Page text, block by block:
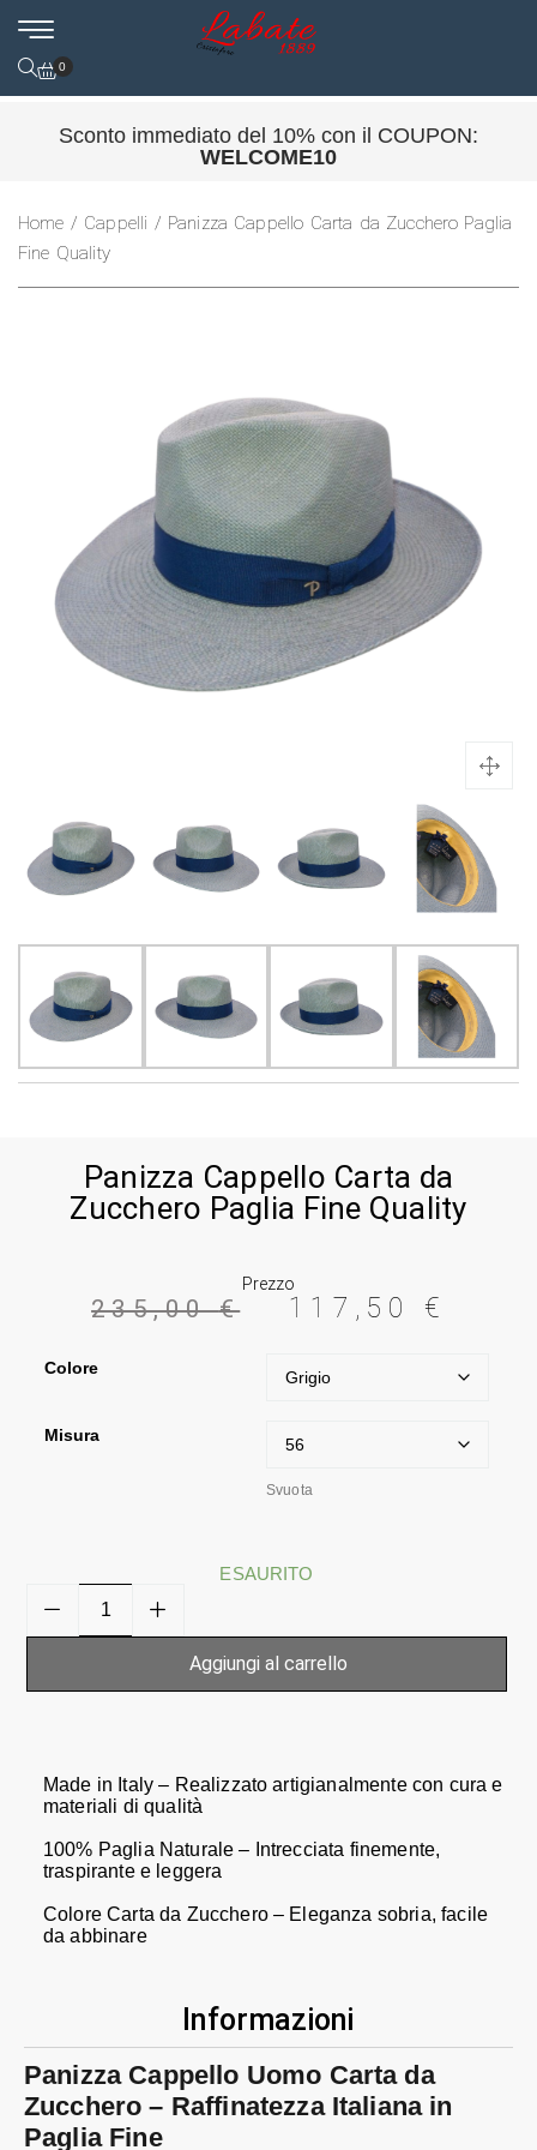
0
Sconto immediato del 10% con il COUPON:
WELCOME10
Home / Cappelli / Panizza Cappello Carta da Zucchero Paglia
Fine Quality
Panizza Cappello Carta da
Zucchero Paglia Fine Quality
Prezzo
235,00€ 117,50 €
Colore
Misura
Svuota
ESAURITO
Aggiungi al carrello
Made in Italy – Realizzato artigianalmente con cura e
materiali di qualità
100% Paglia Naturale – Intrecciata finemente,
traspirante e leggera
Colore Carta da Zucchero – Eleganza sobria, facile
da abbinare
Informazioni
Panizza Cappello Uomo Carta da
Zucchero – Raffinatezza Italiana in
Paglia Fine